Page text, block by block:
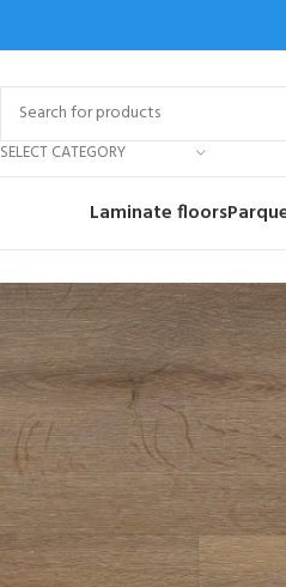
SELECT CATEGORY
Laminate floors